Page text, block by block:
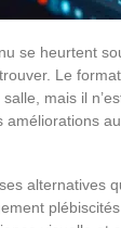
se heurtent
Le
mais il
alternatives